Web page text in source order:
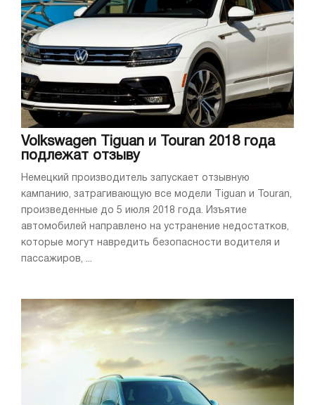
Volkswagen Tiguan и Touran 2018 года
подлежат отзыву
Немецкий производитель запускает отзывную
кампанию, затрагивающую все модели Tiguan и Touran,
произведенные до 5 июля 2018 года. Изъятие
автомобилей направлено на устранение недостатков,
которые могут навредить безопасности водителя и
пассажиров, ...